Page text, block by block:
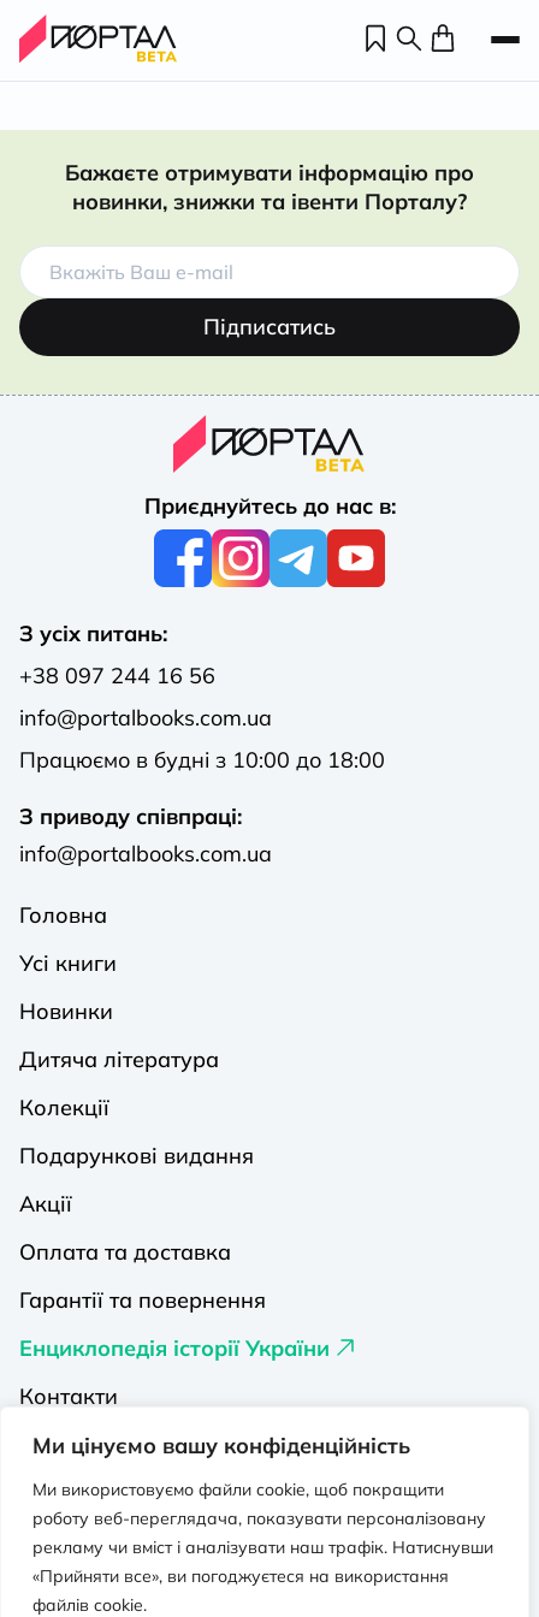
Ми цінуємо вашу конфіденційність
Ми використовуємо файли cookie, щоб покращити
роботу веб-переглядача, показувати персоналізовану
рекламу чи вміст і аналізувати наш трафік. Натиснувши
«Прийняти все», ви погоджуєтеся на використання
файлів cookie.
Бажаєте отримувати інформацію про
новинки, знижки та івенти Порталу?
Підписатись
Приєднуйтесь до нас в:
З усіх питань:
+38 097 244 16 56
info@portalbooks.com.ua
Працюємо в будні з 10:00 до 18:00
З приводу співпраці:
info@portalbooks.com.ua
Головна
Усі книги
Новинки
Дитяча література
Колекції
Подарункові видання
Акції
Оплата та доставка
Гарантії та повернення
Енциклопедія історії України
Контакти
Про нас
Видавництва на Порталі
Політика конфіденційності
Публічна оферта